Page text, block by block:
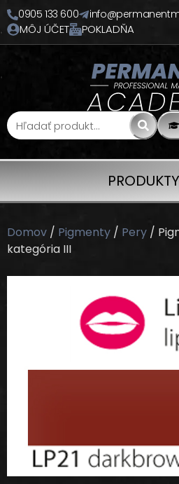
0905 133 600
MÔJ ÚČET POKLADŇA
PRODUKTY
Domov / Pigmenty / Pery /
kategória III